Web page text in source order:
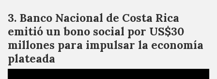
Banco Nacional de Costa Rica
emitió un bono social por US$30
millones para impulsar la economía
plateada